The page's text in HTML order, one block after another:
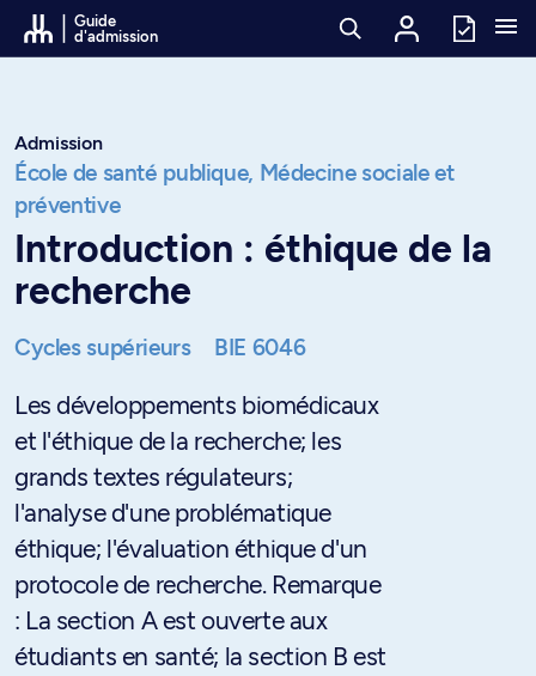
Passer au contenu
Guide
d'admission
Admission
École de santé publique, Médecine sociale et
préventive
Introduction : éthique de la
recherche
Cycles supérieurs BIE 6046
Les développements biomédicaux
et l'éthique de la recherche; les
grands textes régulateurs;
l'analyse d'une problématique
éthique; l'évaluation éthique d'un
protocole de recherche. Remarque
: La section A est ouverte aux
étudiants en santé; la section B est